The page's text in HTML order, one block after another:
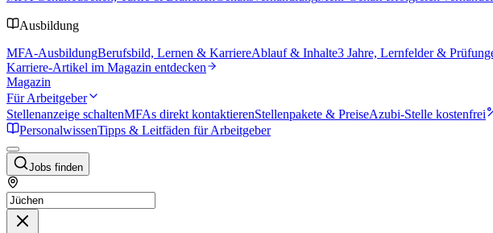
Ausbildung
MFA-AusbildungBerufsbild, Lernen & KarriereAblauf & Inhalte3 Jahre, Lernfelder &
Karriere-Artikel im Magazin entdecken
Magazin
Für Arbeitgeber
Stellenanzeige schaltenMFAs direkt kontaktierenStellenpakete & PreiseAzubi-Stelle kostenfrei
PersonalwissenTipps & Leitfäden für Arbeitgeber
Jobs finden